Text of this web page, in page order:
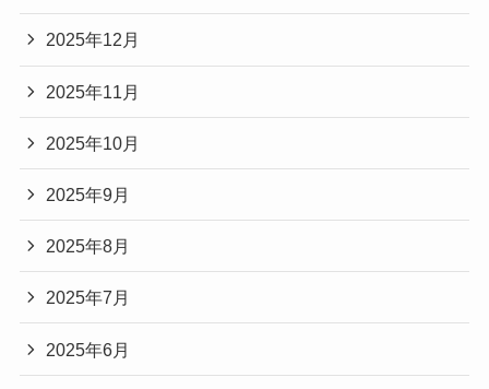
2025年12月
2025年11月
2025年10月
2025年9月
2025年8月
2025年7月
2025年6月